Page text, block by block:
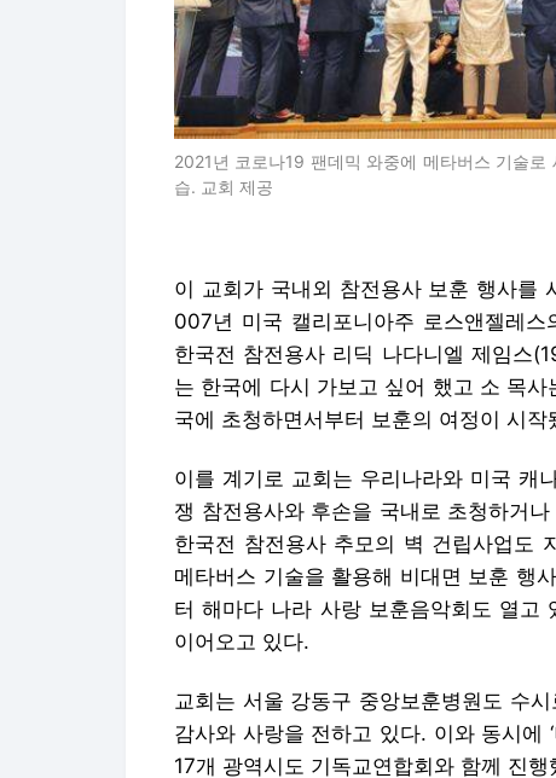
2021년 코로나19 팬데믹 와중에 메타버스 기술
습. 교회 제공
이 교회가 국내외 참전용사 보훈 행사를
007년 미국 캘리포니아주 로스앤젤레스
한국전 참전용사 리딕 나다니엘 제임스
는 한국에 다시 가보고 싶어 했고 소 목
국에 초청하면서부터 보훈의 여정이 시작
이를 계기로 교회는 우리나라와 미국 캐
쟁 참전용사와 후손을 국내로 초청하거
한국전 참전용사 추모의 벽 건립사업도
메타버스 기술을 활용해 비대면 보훈 행
터 해마다 나라 사랑 보훈음악회도 열고
이어오고 있다.
교회는 서울 강동구 중앙보훈병원도 수
감사와 사랑을 전하고 있다. 이와 동시에
17개 광역시도 기독교연합회와 함께 진행